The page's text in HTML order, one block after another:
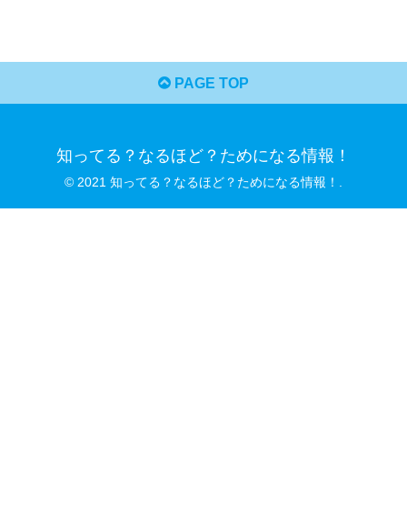
PAGE TOP
知ってる？なるほど？ためになる情報！
© 2021 知ってる？なるほど？ためになる情報！.